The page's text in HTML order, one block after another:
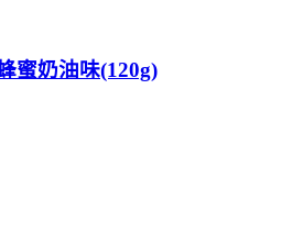
蜜奶油味(120g)